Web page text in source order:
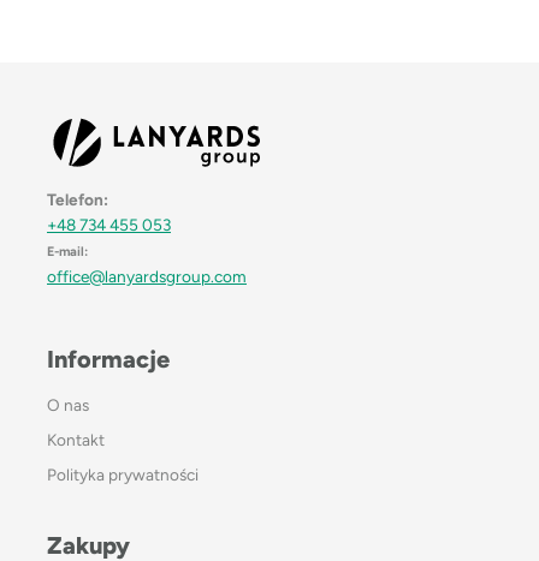
Telefon:
+48 734 455 053
E-mail:
office@lanyardsgroup.com
Informacje
O nas
Kontakt
Polityka prywatności
Zakupy